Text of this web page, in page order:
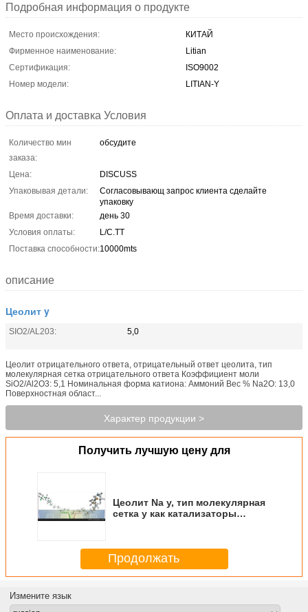
Подробная информация о продукте
Место происхождения:
КИТАЙ
Фирменное наименование:
Litian
Сертификация:
ISO9002
Номер модели:
LITIAN-Y
Оплата и доставка Условия
Количество мин
заказа:
обсудите
Цена:
DISCUSS
Упаковывая детали:
Согласовывающ запрос клиента сделайте
упаковку
Время доставки:
день 30
Условия оплаты:
L/C.TT
Поставка способности:10000mts
описание
Цеолит y
SIO2/AL203: 5,0
Цеолит отрицательного ответа, отрицательный ответ цеолита, тип
молекулярная сетка отрицательного ответа Коэффициент моли
SiO2/Al2O3: 5,1 Номинальная форма катиона: Аммоний Вес % Na2O: 13,0
Поверхностная област...
Характер продукции >
Получить лучшую цену для
Цеолит Na y, тип молекулярная
сетка y как катализаторы
Продолжать
Измените язык